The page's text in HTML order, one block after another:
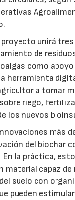
proyecto unirá
de
como
herramienta
a tomar
riego,
los nuevos
más
del biochar
En la práctica,
material capaz de
suelo con
pueden